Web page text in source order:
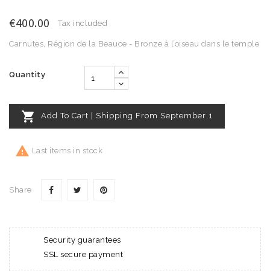
€400.00 Tax included
Carnutes, Région de la Beauce - Bronze à l’oiseau dans le temple
Quantity
 Add To Cart | Shipping From September 1
 Last items in stock
Share
Security guarantees
SSL secure payment